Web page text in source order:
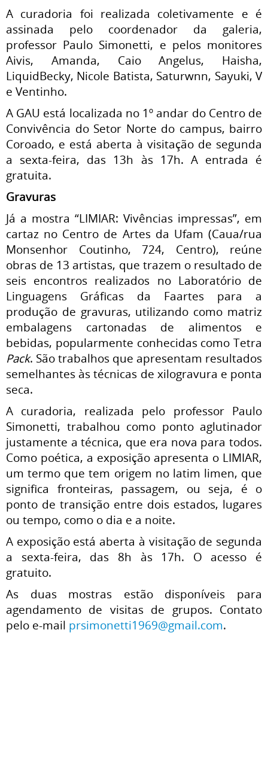
A curadoria foi realizada coletivamente e é
assinada pelo coordenador da galeria,
professor Paulo Simonetti, e pelos monitores
Aivis, Amanda, Caio Angelus, Haisha,
LiquidBecky, Nicole Batista, Saturwnn, Sayuki, V
e Ventinho.
A GAU está localizada no 1º andar do Centro de
Convivência do Setor Norte do campus, bairro
Coroado, e está aberta à visitação de segunda
a sexta-feira, das 13h às 17h. A entrada é
gratuita.
Gravuras
Já a mostra “LIMIAR: Vivências impressas”, em
cartaz no Centro de Artes da Ufam (Caua/rua
Monsenhor Coutinho, 724, Centro), reúne
obras de 13 artistas, que trazem o resultado de
seis encontros realizados no Laboratório de
Linguagens Gráficas da Faartes para a
produção de gravuras, utilizando como matriz
embalagens cartonadas de alimentos e
bebidas, popularmente conhecidas como Tetra
Pack. São trabalhos que apresentam resultados
semelhantes às técnicas de xilogravura e ponta
seca.
A curadoria, realizada pelo professor Paulo
Simonetti, trabalhou como ponto aglutinador
justamente a técnica, que era nova para todos.
Como poética, a exposição apresenta o LIMIAR,
um termo que tem origem no latim limen, que
significa fronteiras, passagem, ou seja, é o
ponto de transição entre dois estados, lugares
ou tempo, como o dia e a noite.
A exposição está aberta à visitação de segunda
a sexta-feira, das 8h às 17h. O acesso é
gratuito.
As duas mostras estão disponíveis para
agendamento de visitas de grupos. Contato
pelo e-mail prsimonetti1969@gmail.com.